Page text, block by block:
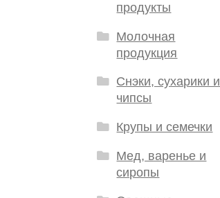
продукты
Молочная
продукция
Снэки, сухарики и
чипсы
Крупы и семечки
Мед, варенье и
сиропы